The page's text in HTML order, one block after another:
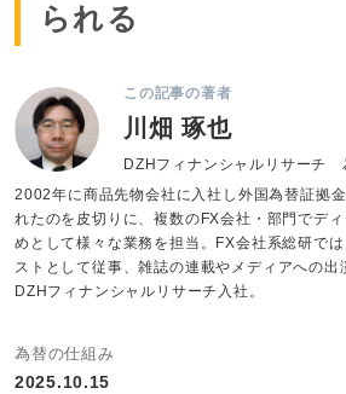
られる
この記事の著者
川畑 琢也
DZHフィナンシャルリサーチ
2002年に商品先物会社に入社し外国為替証拠
れたのを皮切りに、複数のFX会社・部門でデ
めとして様々な業務を担当。FX会社系総研で
ストとして従事、雑誌の連載やメディアへの
DZHフィナンシャルリサーチ入社。
為替の仕組み
2025.10.15